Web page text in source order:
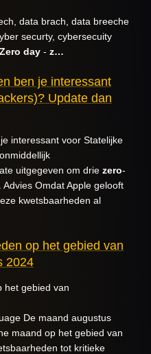
data brach, data breeche
securty, cybersecuity
Zero day - z…
ben je interessant
Update dan
interessant voor Statelijke
uitgegeven om drie zero-
Omdat Apple gelooft
kwetsbaarheden al
op het gebied van
2024
het gebied van
De maand augustus
maand op het gebied van
tot kritieke